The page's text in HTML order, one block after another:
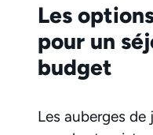
Les
pour un
budget
Les auberges de